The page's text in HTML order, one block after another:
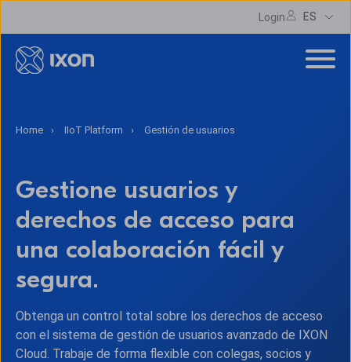
Login ES
Home IIoT Platform Gestión de usuarios
Gestione usuarios y
derechos de acceso para
una colaboración fácil y
segura.
Obtenga un control total sobre los derechos de acceso
con el sistema de gestión de usuarios avanzado de IXON
Cloud. Trabaje de forma flexible con colegas, socios y